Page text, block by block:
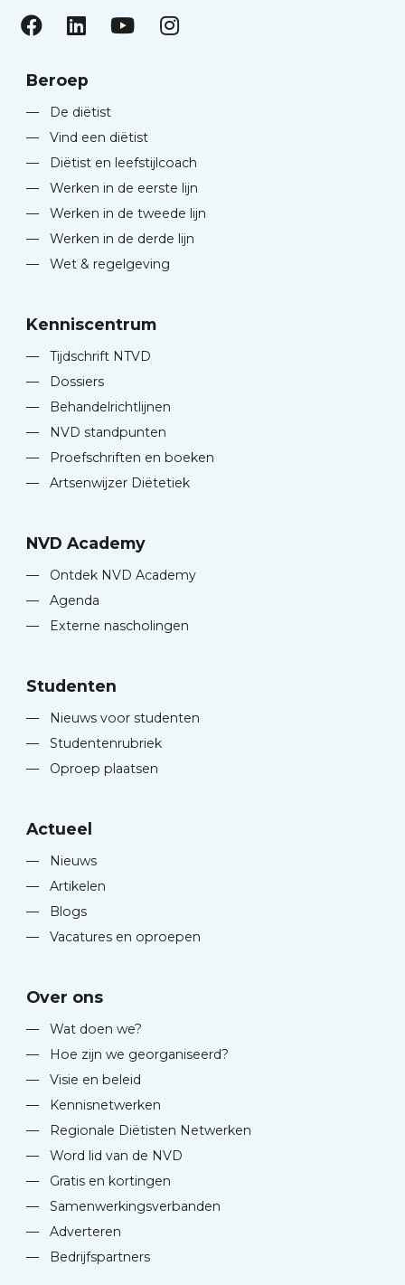
Beroep
—
De diëtist
—
Vind een diëtist
—
Diëtist en leefstijlcoach
—
Werken in de eerste lijn
—
Werken in de tweede lijn
—
Werken in de derde lijn
—
Wet & regelgeving
Kenniscentrum
—
Tijdschrift NTVD
—
Dossiers
—
Behandelrichtlijnen
—
NVD standpunten
—
Proefschriften en boeken
—
Artsenwijzer Diëtetiek
NVD Academy
—
Ontdek NVD Academy
—
Agenda
—
Externe nascholingen
Studenten
—
Nieuws voor studenten
—
Studentenrubriek
—
Oproep plaatsen
Actueel
—
Nieuws
—
Artikelen
—
Blogs
—
Vacatures en oproepen
Over ons
—
Wat doen we?
—
Hoe zijn we georganiseerd?
—
Visie en beleid
—
Kennisnetwerken
—
Regionale Diëtisten Netwerken
—
Word lid van de NVD
—
Gratis en kortingen
—
Samenwerkingsverbanden
—
Adverteren
—
Bedrijfspartners